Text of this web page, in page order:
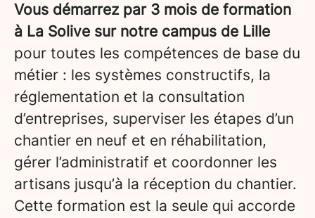
Vous démarrez par 3 mois de formation
à La Solive sur notre campus de Lille
pour toutes les compétences de base du
métier : les systèmes constructifs, la
réglementation et la consultation
d’entreprises, superviser les étapes d’un
chantier en neuf et en réhabilitation,
gérer l’administratif et coordonner les
artisans jusqu’à la réception du chantier.
Cette formation est la seule qui accorde